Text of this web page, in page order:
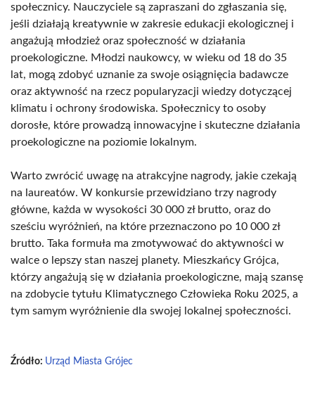
społecznicy. Nauczyciele są zapraszani do zgłaszania się,
jeśli działają kreatywnie w zakresie edukacji ekologicznej i
angażują młodzież oraz społeczność w działania
proekologiczne. Młodzi naukowcy, w wieku od 18 do 35
lat, mogą zdobyć uznanie za swoje osiągnięcia badawcze
oraz aktywność na rzecz popularyzacji wiedzy dotyczącej
klimatu i ochrony środowiska. Społecznicy to osoby
dorosłe, które prowadzą innowacyjne i skuteczne działania
proekologiczne na poziomie lokalnym.
Warto zwrócić uwagę na atrakcyjne nagrody, jakie czekają
na laureatów. W konkursie przewidziano trzy nagrody
główne, każda w wysokości 30 000 zł brutto, oraz do
sześciu wyróżnień, na które przeznaczono po 10 000 zł
brutto. Taka formuła ma zmotywować do aktywności w
walce o lepszy stan naszej planety. Mieszkańcy Grójca,
którzy angażują się w działania proekologiczne, mają szansę
na zdobycie tytułu Klimatycznego Człowieka Roku 2025, a
tym samym wyróżnienie dla swojej lokalnej społeczności.
Źródło: Urząd Miasta Grójec